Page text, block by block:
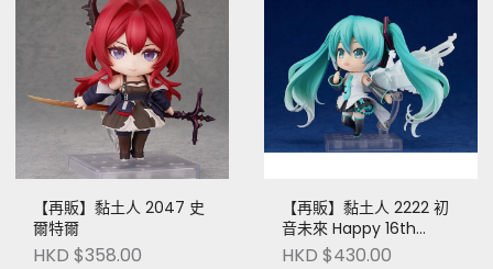
【再販】黏土人 2047 史
爾特爾
HKD $358.00
【再販】黏土人 2222 初
音未來 Happy 16th
Birthday Ver.
HKD $430.00